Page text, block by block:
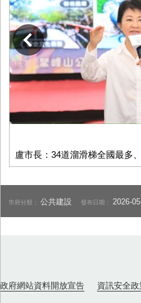
盧市長：34道溜滑梯全國最多
市府分類：公共建設 發布日期：2026-
政府網站資料開放宣告 資訊安全政